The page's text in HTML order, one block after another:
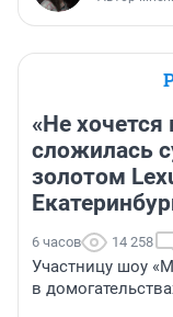
«Не хочется
сложилась
золотом
6 часов 14 258
Участницу шоу
в